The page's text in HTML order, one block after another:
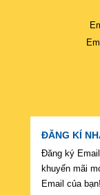
ĐĂNG KÍ
Đăng ký
khuyến mãi
Email của bạn!